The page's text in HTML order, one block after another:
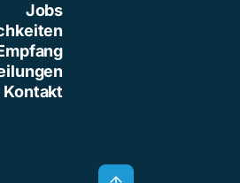
Jobs
Kontakt